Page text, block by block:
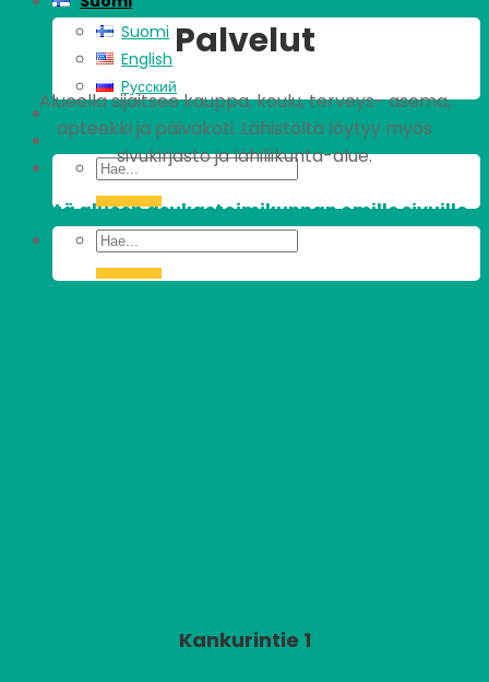
Suomi
English
Pусский
Palvelut
Alueella sijaitsee kauppa, koulu, terveys- asema,
apteekki ja päiväkoti. Lähistöltä löytyy myös
sivukirjasto ja lähiliikunta-alue.
Tästä alueen asukastoimikunnan omille sivuille.
Kankurintie 1